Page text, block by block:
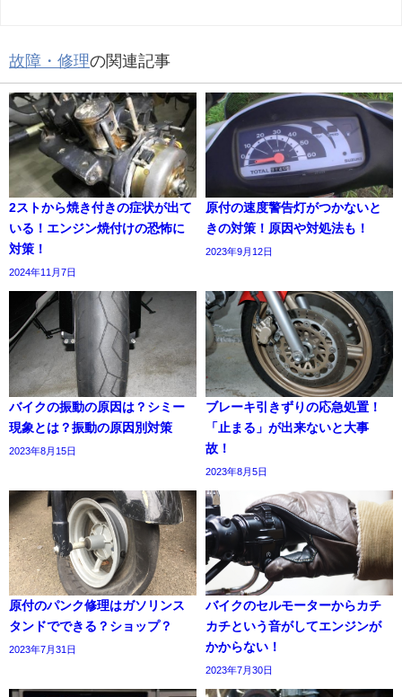
故障・修理の関連記事
2ストから焼き付きの症状が出て
いる！エンジン焼付けの恐怖に
対策！
2024年11月7日
原付の速度警告灯がつかないと
きの対策！原因や対処法も！
2023年9月12日
バイクの振動の原因は？シミー
現象とは？振動の原因別対策
2023年8月15日
ブレーキ引きずりの応急処置！
「止まる」が出来ないと大事
故！
2023年8月5日
原付のパンク修理はガソリンス
タンドでできる？ショップ？
2023年7月31日
バイクのセルモーターからカチ
カチという音がしてエンジンが
かからない！
2023年7月30日